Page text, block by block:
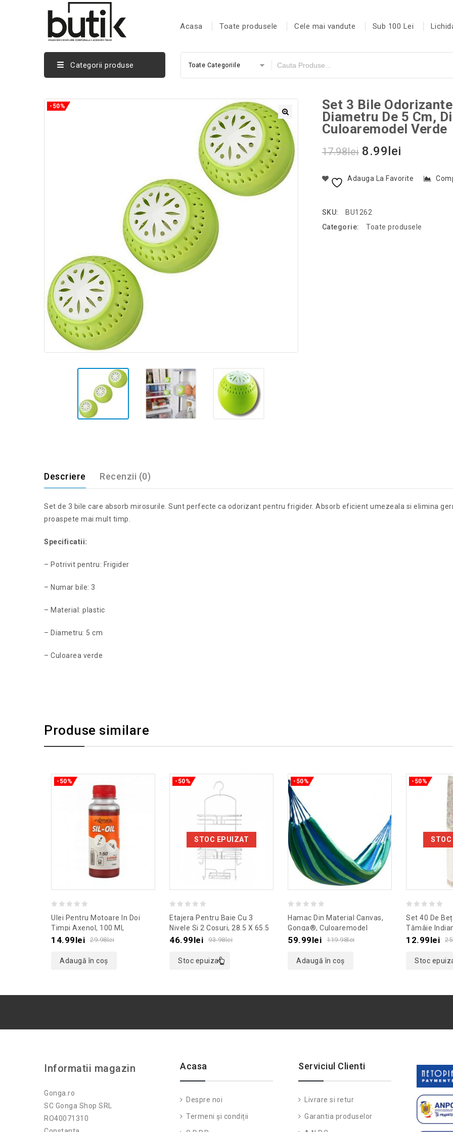
Acasa Toate produsele Cele mai vandute Sub 100 Lei
Categorii produse Toate Categoriile
-50%
Set 3 Bile
Diametru De 5 Cm,
Culoaremodel Verde
17.98lei 8.99 lei
Adauga La Favorite
SKU:
BU1262
Categorie:
Toate produsele
Descriere Recenzii (0)
Set de 3 bile care absorb mirosurile. Sunt perfecte ca odorizant pentru frigider. Absorb eficient umezeala si elimina
proaspete mai mult timp.
Specificatii:
– Potrivit pentru: Frigider
– Numar bile: 3
– Material: plastic
– Diametru: 5 cm
– Culoarea verde
Produse similare
-50%
out
of
Ulei Pentru Motoare In Doi
Timpi Axenol, 100 Ml,
Culoaremodel Rosu
29.98lei
14.99lei
Adaugă în coș
STOC EPUIZAT
-50%
out
of
Etajera Pentru Baie Cu 3
Nivele Si 2 Cosuri, 28.5 X 65.5
X 12 Cm, Culoaremodel
93.98lei
46.99lei
Stoc epuizat
-50%
out
of
Hamac Din Material Canvas,
Gonga®, Culoaremodel
Albastru
119.98lei
59.99lei
Adaugă în coș
-50%
out
of
Set 40 De
Tămâie
12.99lei
Stoc
Informatii magazin
Gonga.ro
SC Gonga Shop SRL
RO40071310
Acasa
Despre noi
Termeni și condiții
Serviciul Clienti
Livrare si retur
Garantia produselor